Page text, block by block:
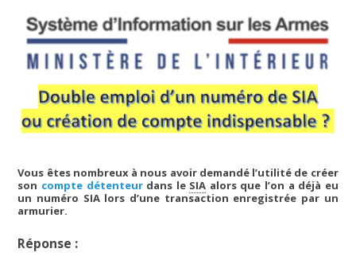
Vous êtes nombreux à nous avoir demandé l’utilité de créer
son compte détenteurdans le SIA alors que l’on a déjà eu
un numéro SIA lors d’une transaction enregistrée par un
armurier.
Réponse :